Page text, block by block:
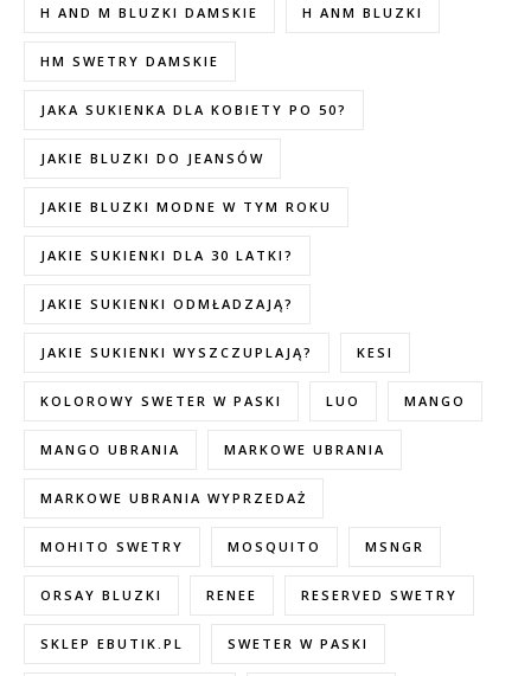
H AND M BLUZKI DAMSKIE H ANM BLUZKI
HM SWETRY DAMSKIE
JAKA SUKIENKA DLA KOBIETY PO 50?
JAKIE BLUZKI DO JEANSÓW
JAKIE BLUZKI MODNE W TYM ROKU
JAKIE SUKIENKI DLA 30 LATKI?
JAKIE SUKIENKI ODMŁADZAJĄ?
JAKIE SUKIENKI WYSZCZUPLAJĄ? KESI
KOLOROWY SWETER W PASKI LUO MANGO
MANGO UBRANIA MARKOWE UBRANIA
MARKOWE UBRANIA WYPRZEDAŻ
MOHITO SWETRY MOSQUITO MSNGR
ORSAY BLUZKI RENEE RESERVED SWETRY
SKLEP EBUTIK.PL SWETER W PASKI